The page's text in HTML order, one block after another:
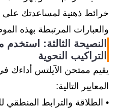
خرائط ذهنية لمساعدتك على
والعبارات المرتبطة بهذه
النصيحة الثالثة:
التراكيب النحوية
يقيم ممتحن الآيلتس أداءك في
المعايير التالية:
• الطلاقة والترابط المنطقي